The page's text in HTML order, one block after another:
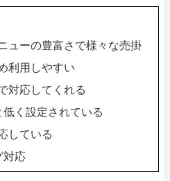
ューの豊富さで様々な売掛
利用しやすい
対応してくれる
低く設定されている
している
対応